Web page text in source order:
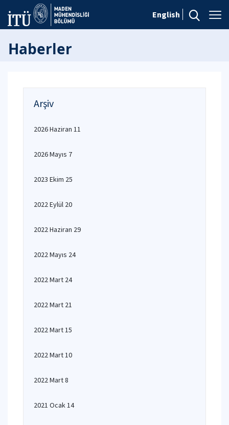
English
Haberler
Arşiv
2026 Haziran 11
2026 Mayıs 7
2023 Ekim 25
2022 Eylül 20
2022 Haziran 29
2022 Mayıs 24
2022 Mart 24
2022 Mart 21
2022 Mart 15
2022 Mart 10
2022 Mart 8
2021 Ocak 14